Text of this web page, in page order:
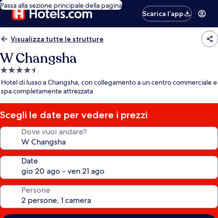
Passa alla sezione principale della pagina
Scarica l’app
Visualizza tutte le strutture
W Changsha
Struttura
a
4.5
stelle
Hotel di lusso a Changsha, con collegamento a un centro commerciale e
spa completamente attrezzata
Scegli le date per vedere i prezzi
Dove vuoi andare?
Date
Persone